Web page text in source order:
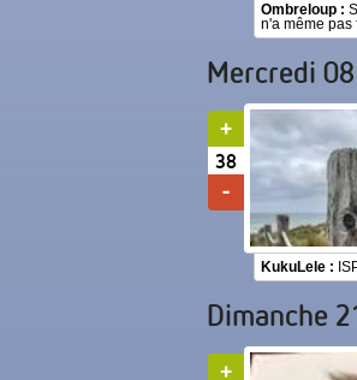
Ombreloup :
n'a même pas
Mercredi
38
KukuLele :
Dimanche